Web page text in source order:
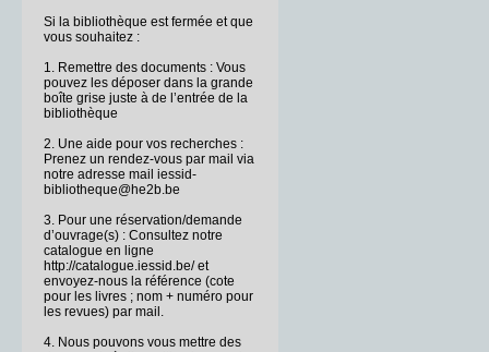
Si la bibliothèque est fermée et que
vous souhaitez :
1. Remettre des documents : Vous
pouvez les déposer dans la grande
boîte grise juste à de l’entrée de la
bibliothèque
2. Une aide pour vos recherches :
Prenez un rendez-vous par mail via
notre adresse mail iessid-
bibliotheque@he2b.be
3. Pour une réservation/demande
d’ouvrage(s) : Consultez notre
catalogue en ligne
http://catalogue.iessid.be/ et
envoyez-nous la référence (cote
pour les livres ; nom + numéro pour
les revues) par mail.
4. Nous pouvons vous mettre des